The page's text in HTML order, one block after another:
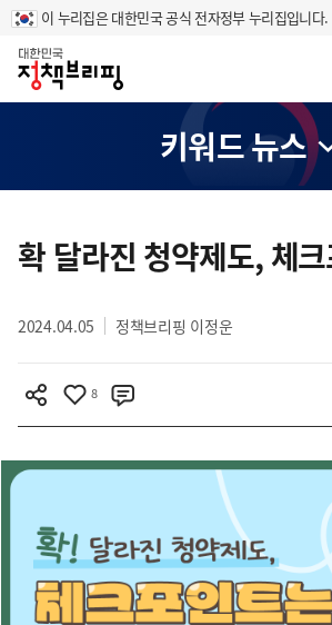
이 누리집은 대한민국 공식 전자정부 누리집입니다.
홈
키워드 뉴스
텐
츠
역
확 달라진 청약제도, 체
2024.04.05 정책브리핑 이정운
8